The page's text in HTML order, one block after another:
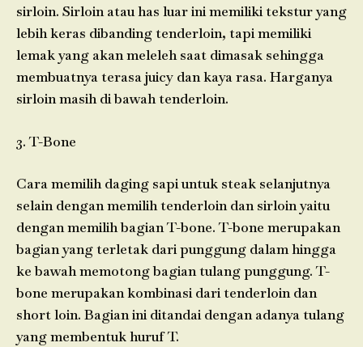
sirloin. Sirloin atau has luar ini memiliki tekstur yang
lebih keras dibanding tenderloin, tapi memiliki
lemak yang akan meleleh saat dimasak sehingga
membuatnya terasa juicy dan kaya rasa. Harganya
sirloin masih di bawah tenderloin.
3. T-Bone
Cara memilihdaging sapi untuk steak selanjutnya
selain dengan memilih tenderloin dan sirloin yaitu
dengan memilih bagian T-bone. T-bone merupakan
bagian yang terletak dari punggung dalam hingga
ke bawah memotong bagian tulang punggung. T-
bone merupakan kombinasi dari tenderloin dan
short loin. Bagian ini ditandai dengan adanya tulang
yang membentuk huruf T.